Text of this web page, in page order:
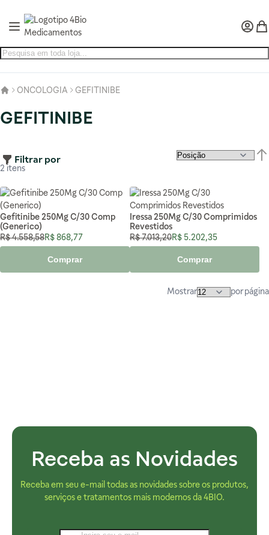
Alternar Nav
Minha
ONCOLOGIA GEFITINIBE
GEFITINIBE
Filtrar por
2 itens
Gefitinibe 250Mg C/30 Comp
(Generico)
Preço Especial
R$ 868,77
Preço Normal
R$ 4.558,58
Comprar
Iressa 250Mg C/30 Comprimidos
Revestidos
Preço Especial
R$ 5.202,35
Preço Normal
R$ 7.013,20
Comprar
Mostrar por página
Receba as Novidades
Receba em seu e-mail todas as novidades sobre os produtos,
serviços e tratamentos mais modernos da 4BIO.